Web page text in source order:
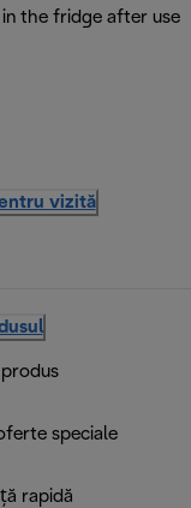
the fridge after use
vizită
speciale
rapidă